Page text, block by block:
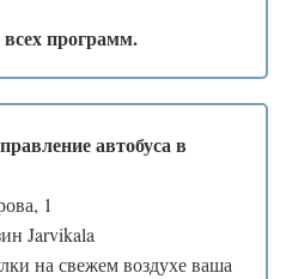
программ.
автобуса в
1
Jarvikala
на свежем воздухе ваша